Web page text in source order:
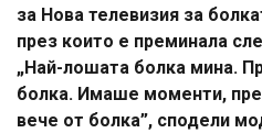
за Нова телевизия за
през които е преминала
„Най-лошата болка мина.
болка. Имаше моменти,
вече от болка”, сподели